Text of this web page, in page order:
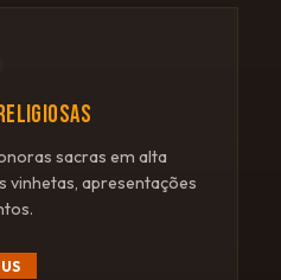
sacras em alta
vinhetas, apresentações